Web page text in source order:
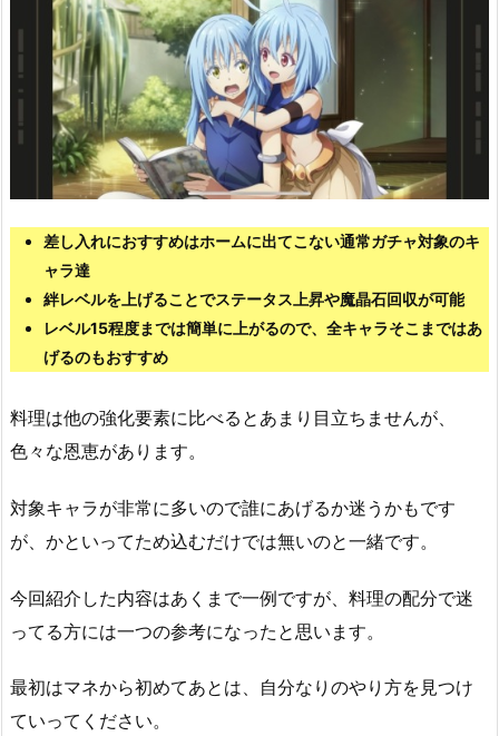
差し入れにおすすめはホームに出てこない通常ガチャ対象のキ
ャラ達
絆レベルを上げることでステータス上昇や魔晶石回収が可能
レベル15程度までは簡単に上がるので、全キャラそこまではあ
げるのもおすすめ
料理は他の強化要素に比べるとあまり目立ちませんが、
色々な恩恵があります。
対象キャラが非常に多いので誰にあげるか迷うかもです
が、かといってため込むだけでは無いのと一緒です。
今回紹介した内容はあくまで一例ですが、料理の配分で迷
ってる方には一つの参考になったと思います。
最初はマネから初めてあとは、自分なりのやり方を見つけ
ていってください。